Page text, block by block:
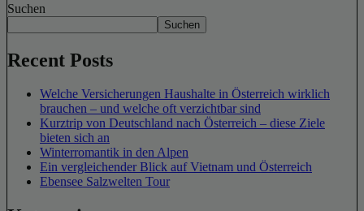
Suchen
Suchen
Recent Posts
Welche Versicherungen Haushalte in Österreich wirklich
brauchen – und welche oft verzichtbar sind
Kurztrip von Deutschland nach Österreich – diese Ziele
bieten sich an
Winterromantik in den Alpen
Ein vergleichender Blick auf Vietnam und Österreich
Ebensee Salzwelten Tour